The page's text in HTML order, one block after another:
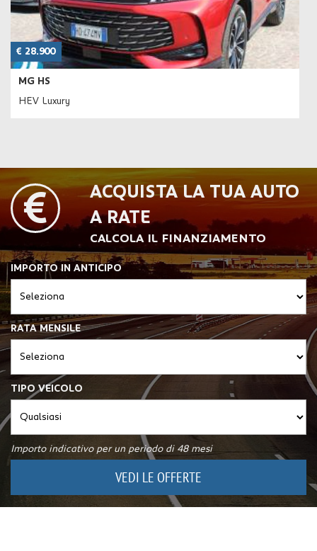
€ 28.900
MG HS
HEV Luxury
ACQUISTA LA TUA AUTO
A RATE
CALCOLA IL FINANZIAMENTO
IMPORTO IN ANTICIPO
RATA MENSILE
TIPO VEICOLO
Importo indicativo per un periodo di 48 mesi
VEDI LE OFFERTE